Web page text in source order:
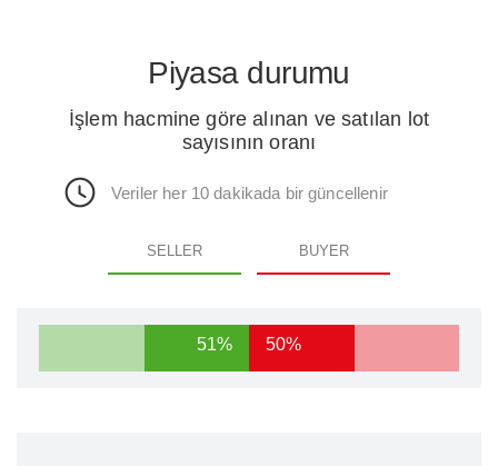
Piyasa durumu
İşlem hacmine göre alınan ve satılan lot
sayısının oranı
Veriler her 10 dakikada bir güncellenir
SELLER BUYER
51% 50%